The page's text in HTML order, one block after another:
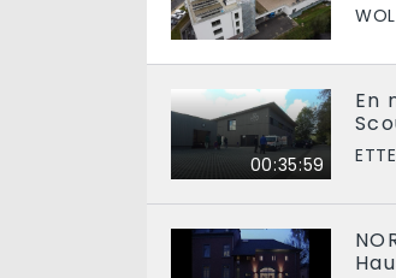
00:35:59
En